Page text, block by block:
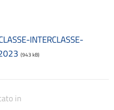
INTERCLASSE-
(943 kB)
in